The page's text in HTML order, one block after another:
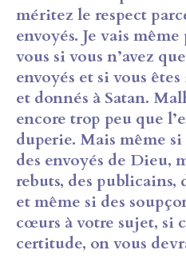
méritez le respect
envoyés. Je vais
vous si vous n’avez
envoyés et si vous
et donnés à Satan.
encore trop peu que
duperie. Mais même
des envoyés de Dieu,
rebuts, des publicains,
et même si des
cœurs à votre sujet, si
certitude, on vous